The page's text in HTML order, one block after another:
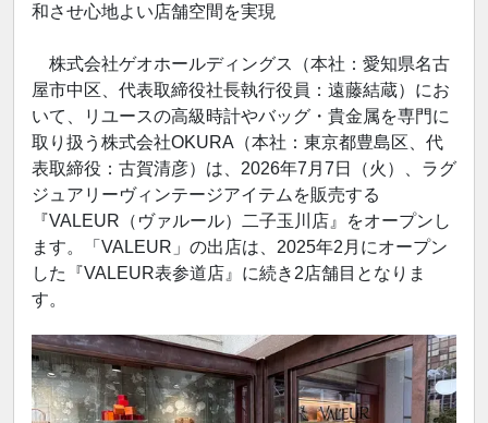
和させ心地よい店舗空間を実現
株式会社ゲオホールディングス（本社：愛知県名古
屋市中区、代表取締役社長執行役員：遠藤結蔵）にお
いて、リユースの高級時計やバッグ・貴金属を専門に
取り扱う株式会社OKURA（本社：東京都豊島区、代
表取締役：古賀清彦）は、2026年7月7日（火）、ラグ
ジュアリーヴィンテージアイテムを販売する
『VALEUR（ヴァルール）二子玉川店』をオープンし
ます。「VALEUR」の出店は、2025年2月にオープン
した『VALEUR表参道店』に続き2店舗目となりま
す。